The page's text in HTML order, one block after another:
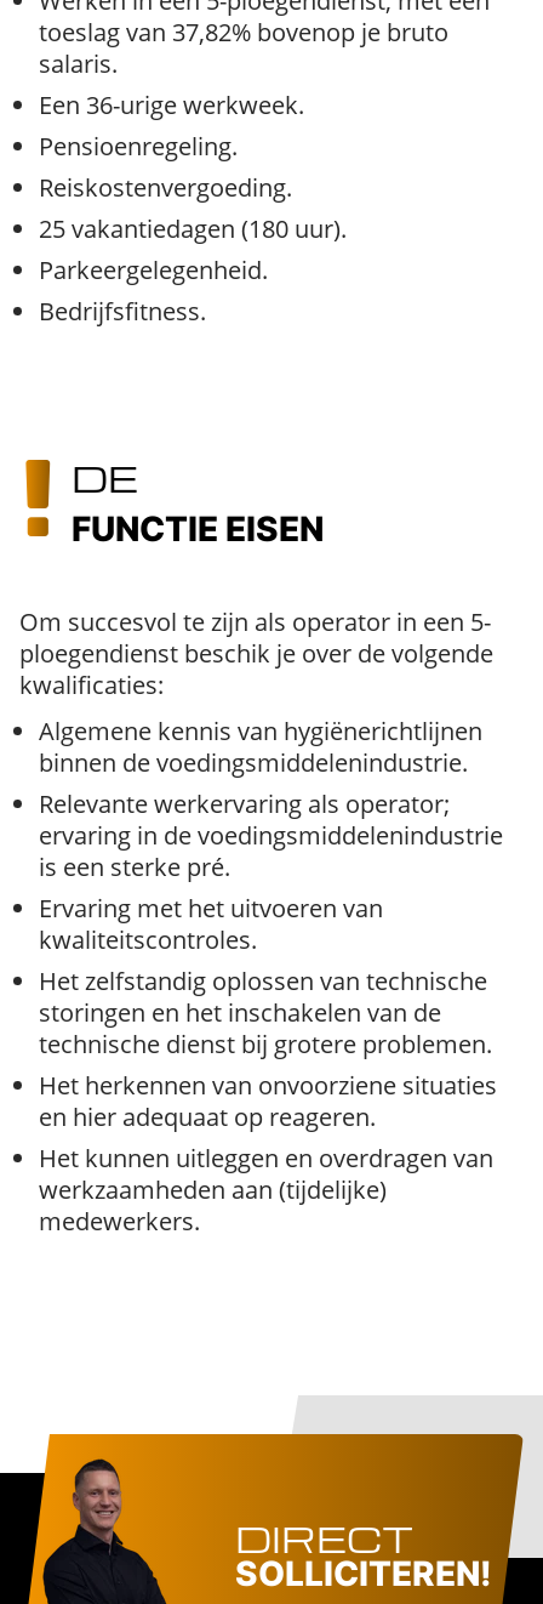
toeslag van 37,82% bovenop je bruto
salaris.
Een 36-urige werkweek.
Pensioenregeling.
Reiskostenvergoeding.
25 vakantiedagen (180 uur).
Parkeergelegenheid.
Bedrijfsfitness.
DE
FUNCTIE EISEN
Om succesvol te zijn als operator in een 5-
ploegendienst beschik je over de volgende
kwalificaties:
Algemene kennis van hygiënerichtlijnen
binnen de voedingsmiddelenindustrie.
Relevante werkervaring als operator;
ervaring in de voedingsmiddelenindustrie
is een sterke pré.
Ervaring met het uitvoeren van
kwaliteitscontroles.
Het zelfstandig oplossen van technische
storingen en het inschakelen van de
technische dienst bij grotere problemen.
Het herkennen van onvoorziene situaties
en hier adequaat op reageren.
Het kunnen uitleggen en overdragen van
werkzaamheden aan (tijdelijke)
medewerkers.
DIRECT
SOLLICITEREN!